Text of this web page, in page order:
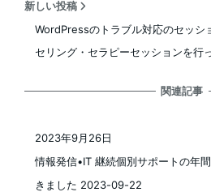
新しい投稿
WordPressのトラブル対応のセッシ
セリング・セラピーセッションを
関連記事
情報発信•IT 継続個別サポートの年
きました 2023-09-22
2023年9月26日